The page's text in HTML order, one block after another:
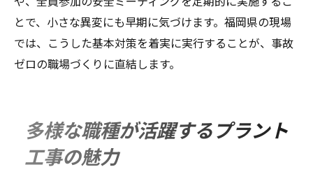
とで、小さな異変にも早期に気づけます。福岡県の現場
では、こうした基本対策を着実に実行することが、事故
ゼロの職場づくりに直結します。
多様な職種が活躍するプラント
工事の魅力